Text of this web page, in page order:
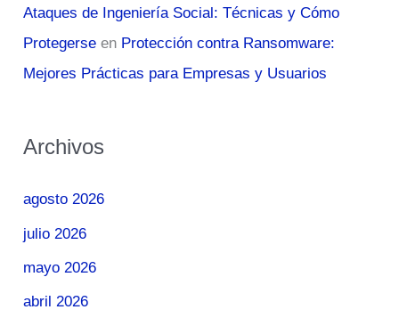
Ataques de Ingeniería Social: Técnicas y Cómo
Protegerse en Protección contra Ransomware:
Mejores Prácticas para Empresas y Usuarios
Archivos
agosto 2026
julio 2026
mayo 2026
abril 2026